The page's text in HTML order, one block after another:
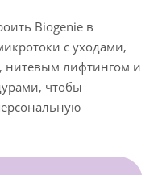
Biogenie в
с уходами,
лифтингом и
чтобы